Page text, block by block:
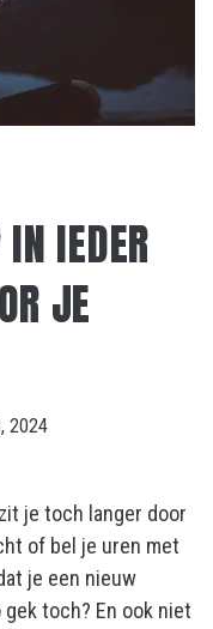
IEDER
JE
2024
je toch langer door
of bel je uren met
je een nieuw
toch? En ook niet